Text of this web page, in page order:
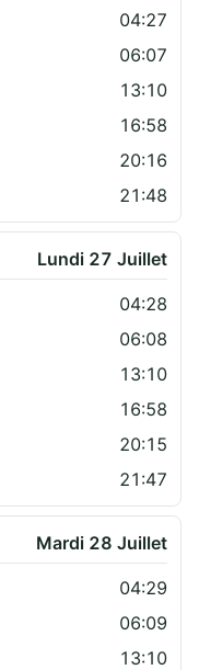
04:27
06:07
13:10
16:58
20:16
21:48
Lundi 27 Juillet
04:28
06:08
13:10
16:58
20:15
21:47
Mardi 28 Juillet
04:29
06:09
13:10